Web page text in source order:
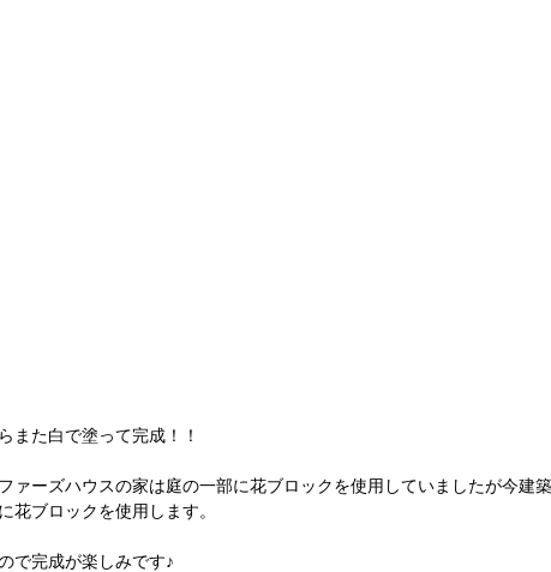
また白で塗って完成！！
ァーズハウスの家は庭の一部に花ブロックを使用していましたが今建
花ブロックを使用します。
で完成が楽しみです♪